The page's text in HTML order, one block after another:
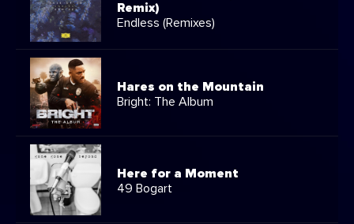
Remix)
Endless (Remixes)
Hares on the Mountain
Bright: The Album
Here for a Moment
49 Bogart